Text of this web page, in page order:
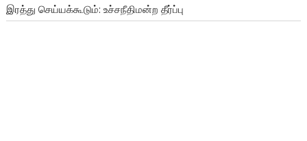
இரத்து செய்யக்கூடும்: உச்சநீதிமன்ற தீர்ப்பு